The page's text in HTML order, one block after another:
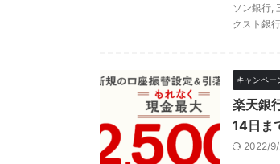
ソン銀行,
クスト銀行
キャンペー
楽天銀
14日ま
2022/